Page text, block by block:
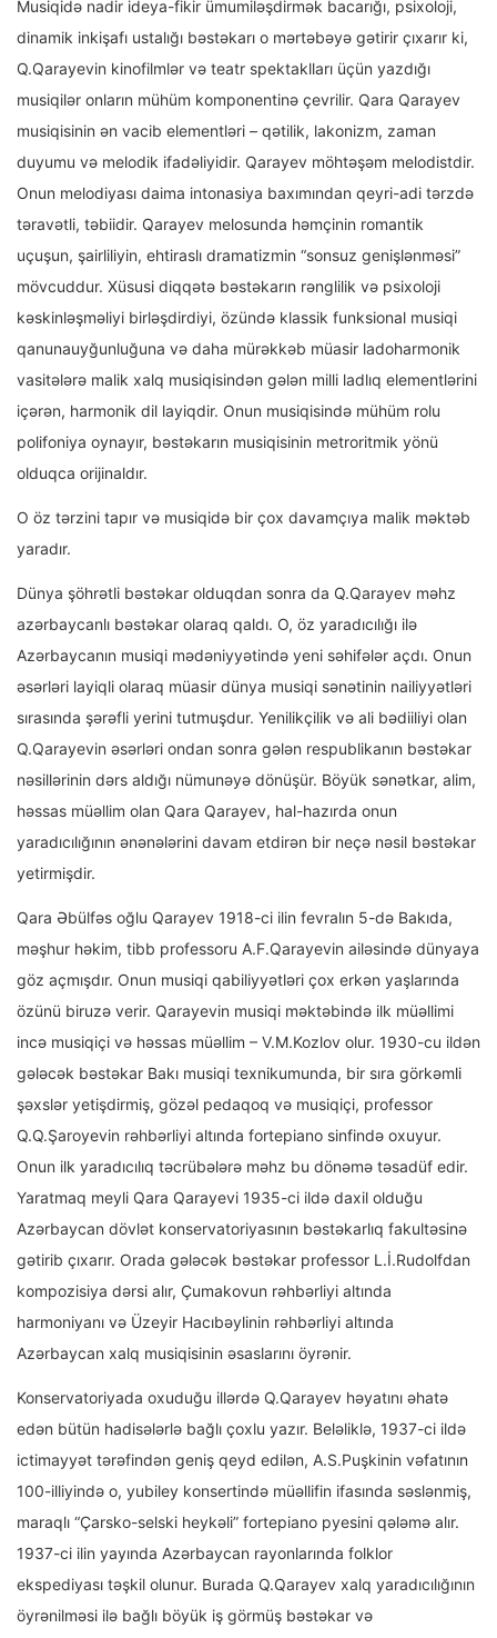
Musiqidə nadir ideya-fikir ümumiləşdirmək bacarığı, psixoloji,
dinamik inkişafı ustalığı bəstəkarı o mərtəbəyə gətirir çıxarır ki,
Q.Qarayevin kinofilmlər və teatr spektaklları üçün yazdığı
musiqilər onların mühüm komponentinə çevrilir. Qara Qarayev
musiqisinin ən vacib elementləri – qətilik, lakonizm, zaman
duyumu və melodik ifadəliyidir. Qarayev möhtəşəm melodistdir.
Onun melodiyası daima intonasiya baxımından qeyri-adi tərzdə
təravətli, təbiidir. Qarayev melosunda həmçinin romantik
uçuşun, şairliliyin, ehtiraslı dramatizmin “sonsuz genişlənməsi”
mövcuddur. Xüsusi diqqətə bəstəkarın rənglilik və psixoloji
kəskinləşməliyi birləşdirdiyi, özündə klassik funksional musiqi
qanunauyğunluğuna və daha mürəkkəb müasir ladoharmonik
vasitələrə malik xalq musiqisindən gələn milli ladlıq elementlərini
içərən, harmonik dil layiqdir. Onun musiqisində mühüm rolu
polifoniya oynayır, bəstəkarın musiqisinin metroritmik yönü
olduqca orijinaldır.
O öz tərzini tapır və musiqidə bir çox davamçıya malik məktəb
yaradır.
Dünya şöhrətli bəstəkar olduqdan sonra da Q.Qarayev məhz
azərbaycanlı bəstəkar olaraq qaldı. O, öz yaradıcılığı ilə
Azərbaycanın musiqi mədəniyyətində yeni səhifələr açdı. Onun
əsərləri layiqli olaraq müasir dünya musiqi sənətinin nailiyyətləri
sırasında şərəfli yerini tutmuşdur. Yenilikçilik və ali bədiiliyi olan
Q.Qarayevin əsərləri ondan sonra gələn respublikanın bəstəkar
nəsillərinin dərs aldığı nümunəyə dönüşür. Böyük sənətkar, alim,
həssas müəllim olan Qara Qarayev, hal-hazırda onun
yaradıcılığının ənənələrini davam etdirən bir neçə nəsil bəstəkar
yetirmişdir.
Qara Əbülfəs oğlu Qarayev 1918-ci ilin fevralın 5-də Bakıda,
məşhur həkim, tibb professoru A.F.Qarayevin ailəsində dünyaya
göz açmışdır. Onun musiqi qabiliyyətləri çox erkən yaşlarında
özünü biruzə verir. Qarayevin musiqi məktəbində ilk müəllimi
incə musiqiçi və həssas müəllim – V.M.Kozlov olur. 1930-cu ildən
gələcək bəstəkar Bakı musiqi texnikumunda, bir sıra görkəmli
şəxslər yetişdirmiş, gözəl pedaqoq və musiqiçi, professor
Q.Q.Şaroyevin rəhbərliyi altında fortepiano sinfində oxuyur.
Onun ilk yaradıcılıq təcrübələrə məhz bu dönəmə təsadüf edir.
Yaratmaq meyli Qara Qarayevi 1935-ci ildə daxil olduğu
Azərbaycan dövlət konservatoriyasının bəstəkarlıq fakultəsinə
gətirib çıxarır. Orada gələcək bəstəkar professor L.İ.Rudolfdan
kompozisiya dərsi alır, Çumakovun rəhbərliyi altında
harmoniyanı və Üzeyir Hacıbəylinin rəhbərliyi altında
Azərbaycan xalq musiqisinin əsaslarını öyrənir.
Konservatoriyada oxuduğu illərdə Q.Qarayev həyatını əhatə
edən bütün hadisələrlə bağlı çoxlu yazır. Beləliklə, 1937-ci ildə
ictimayyət tərəfindən geniş qeyd edilən, A.S.Puşkinin vəfatının
100-illiyində o, yubiley konsertində müəllifin ifasında səslənmiş,
maraqlı “Çarsko-selski heykəli” fortepiano pyesini qələmə alır.
1937-ci ilin yayında Azərbaycan rayonlarında folklor
ekspediyası təşkil olunur. Burada Q.Qarayev xalq yaradıcılığının
öyrənilməsi ilə bağlı böyük iş görmüş bəstəkar və